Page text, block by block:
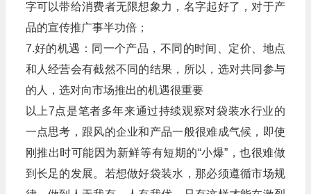
字可以带给消费者无限想象力，名字起好了，对于产
品的宣传推广事半功倍；
7.好的机遇：同一个产品，不同的时间、定价、地点
和人经营会有截然不同的结果，所以，选对共同参与
的人，选对向市场推出的机遇很重要
以上7点是笔者多年来通过持续观察对袋装水行业的
一点思考，跟风的企业和产品一般很难成气候，即使
刚推出时可能因为新鲜等有短期的“小爆”，也很难做
到长足的发展。若想做好袋装水，那必须遵循市场规